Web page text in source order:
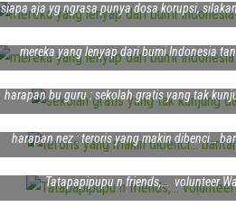
siapa aja yg ngrasa punya dosa korupsi,
mereka yang lenyap dari bumi Indonesia
harapan bu guru : sekolah gratis yang tak
harapan nez : teroris yang makin dibenci…
Tatapapipupu n friends,… volunteer